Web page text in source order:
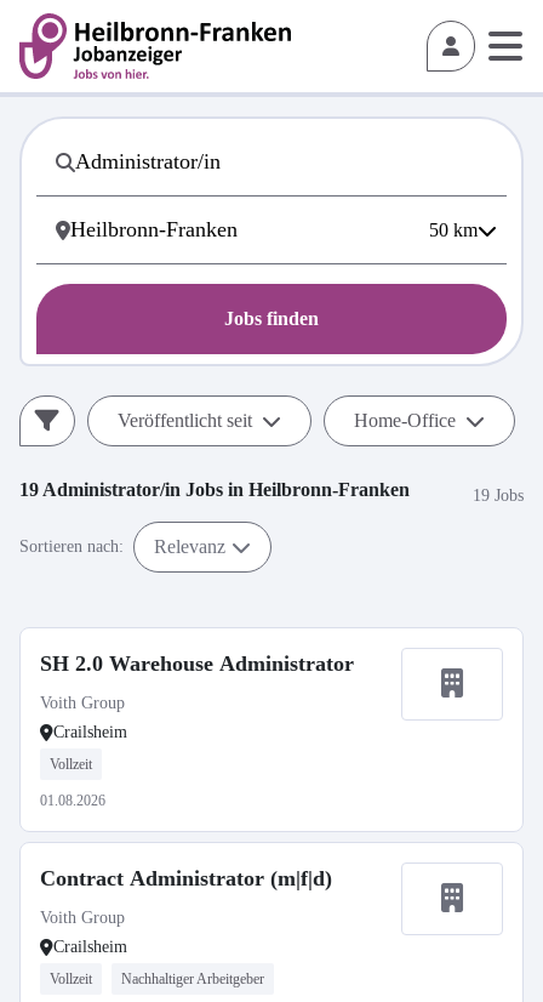
50 km
Jobs finden
Veröffentlicht seit Home-Office
19 Administrator/in Jobs in Heilbronn-Franken 19 Jobs
Sortieren nach: Relevanz
SH 2.0 Warehouse Administrator
Voith Group
Crailsheim
Vollzeit
01.08.2026
Contract Administrator (m|f|d)
Voith Group
Crailsheim
Vollzeit Nachhaltiger Arbeitgeber